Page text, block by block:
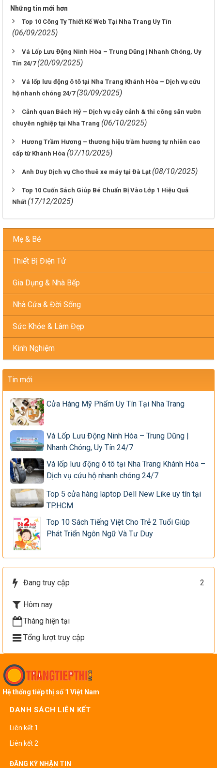
Những tin mới hơn
Top 10 Công Ty Thiết Kế Web Tại Nha Trang Uy Tín
(06/09/2025)
Vá Lốp Lưu Động Ninh Hòa – Trung Dũng | Nhanh Chóng, Uy
Tín 24/7 (20/09/2025)
Vá lốp lưu động ô tô tại Nha Trang Khánh Hòa – Dịch vụ cứu
hộ nhanh chóng 24/7 (30/09/2025)
Cảnh quan Bách Hỷ – Dịch vụ cây cảnh & thi công sân vườn
chuyên nghiệp tại Nha Trang (06/10/2025)
Hương Trầm Hương – thương hiệu trầm hương tự nhiên cao
cấp từ Khánh Hòa (07/10/2025)
Anh Duy Dịch vụ Cho thuê xe máy tại Đà Lạt (08/10/2025)
Top 10 Cuốn Sách Giúp Bé Chuẩn Bị Vào Lớp 1 Hiệu Quả
Nhất (17/12/2025)
Mẹ & Bé
Thiết Bị Điện Tử
Gia Dụng & Nhà Bếp
Nhà Cửa & Đời Sống
Sức Khỏe & Làm Đẹp
Kinh Nghiệm
Tin mới
Cửa Hàng Mỹ Phẩm Uy Tín Tại Nha Trang
Vá Lốp Lưu Động Ninh Hòa – Trung Dũng |
Nhanh Chóng, Uy Tín 24/7
Vá lốp lưu động ô tô tại Nha Trang Khánh Hòa –
Dịch vụ cứu hộ nhanh chóng 24/7
Top 5 cửa hàng laptop Dell New Like uy tín tại
TP.HCM
Top 10 Sách Tiếng Việt Cho Trẻ 2 Tuổi Giúp
Phát Triển Ngôn Ngữ Và Tư Duy
Đang truy cập 2
Hôm nay
Tháng hiện tại
Tổng lượt truy cập
Hệ thống tiếp thị số 1 Việt Nam
DANH SÁCH LIÊN KẾT
Liên kết 1
Liên kết 2
ĐĂNG KÝ NHẬN TIN